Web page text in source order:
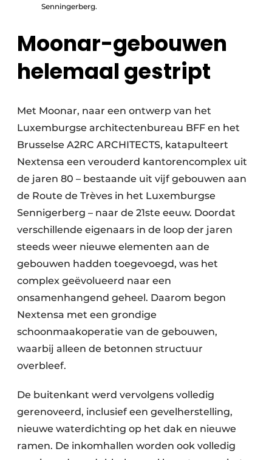
Senningerberg.
Moonar-gebouwen
helemaal gestript
Met Moonar, naar een ontwerp van het
Luxemburgse architectenbureau BFF en het
Brusselse A2RC ARCHITECTS, katapulteert
Nextensa een verouderd kantorencomplex uit
de jaren 80 – bestaande uit vijf gebouwen aan
de Route de Trèves in het Luxemburgse
Sennigerberg – naar de 21ste eeuw. Doordat
verschillende eigenaars in de loop der jaren
steeds weer nieuwe elementen aan de
gebouwen hadden toegevoegd, was het
complex geëvolueerd naar een
onsamenhangend geheel. Daarom begon
Nextensa met een grondige
schoonmaakoperatie van de gebouwen,
waarbij alleen de betonnen structuur
overbleef.
De buitenkant werd vervolgens volledig
gerenoveerd, inclusief een gevelherstelling,
nieuwe waterdichting op het dak en nieuwe
ramen. De inkomhallen worden ook volledig